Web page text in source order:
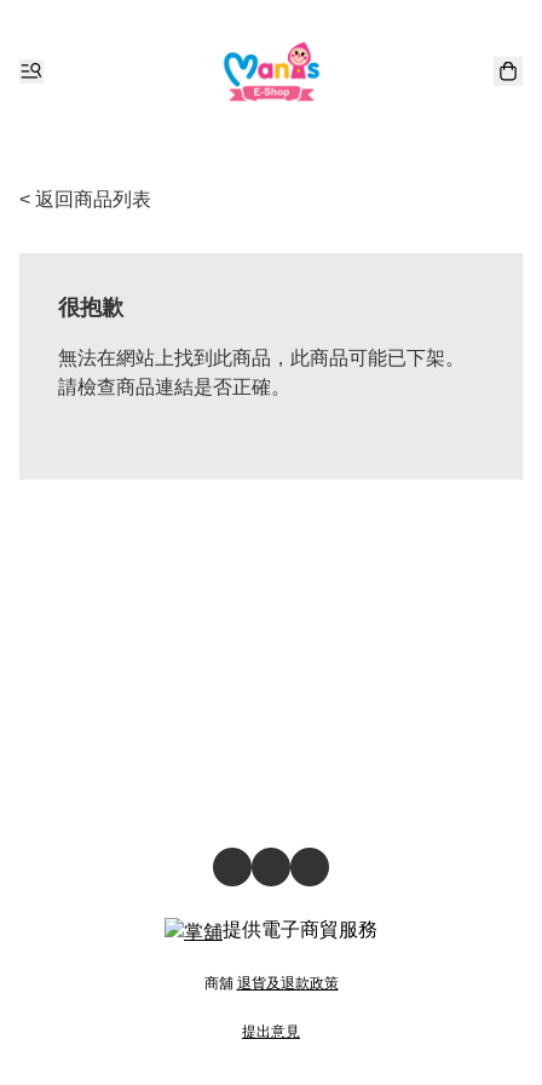
< 返回商品列表
很抱歉
無法在網站上找到此商品，此商品可能已下架。
請檢查商品連結是否正確。
提供電子商貿服務
商舖 退貨及退款政策
提出意見